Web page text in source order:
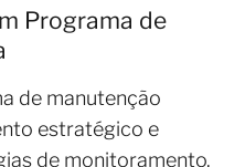
Programa de
de manutenção
estratégico e
de monitoramento.